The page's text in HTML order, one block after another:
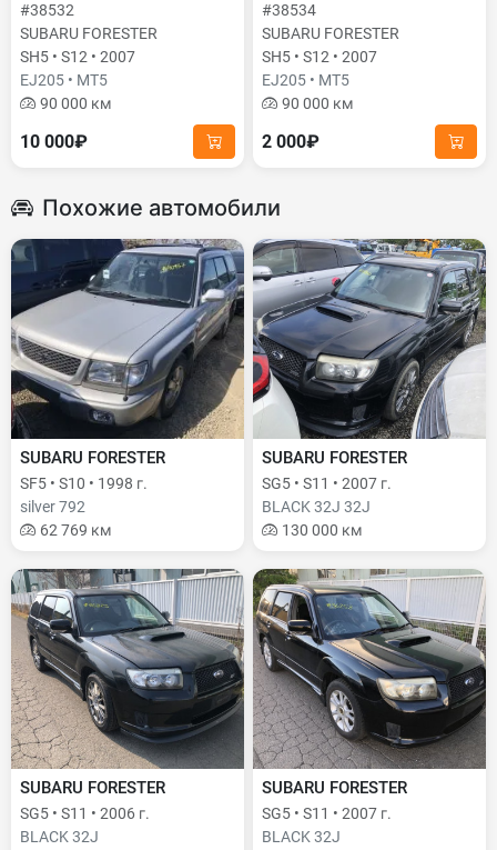
#38532
SUBARU FORESTER
SH5 • S12 • 2007
EJ205 • MT5
90 000 км
10 000₽
#38534
SUBARU FORESTER
SH5 • S12 • 2007
EJ205 • MT5
90 000 км
2 000₽
Похожие автомобили
SUBARU FORESTER
SF5 • S10 • 1998 г.
silver 792
62 769 км
SUBARU FORESTER
SG5 • S11 • 2007 г.
BLACK 32J 32J
130 000 км
SUBARU FORESTER
SG5 • S11 • 2006 г.
BLACK 32J
SUBARU FORESTER
SG5 • S11 • 2007 г.
BLACK 32J